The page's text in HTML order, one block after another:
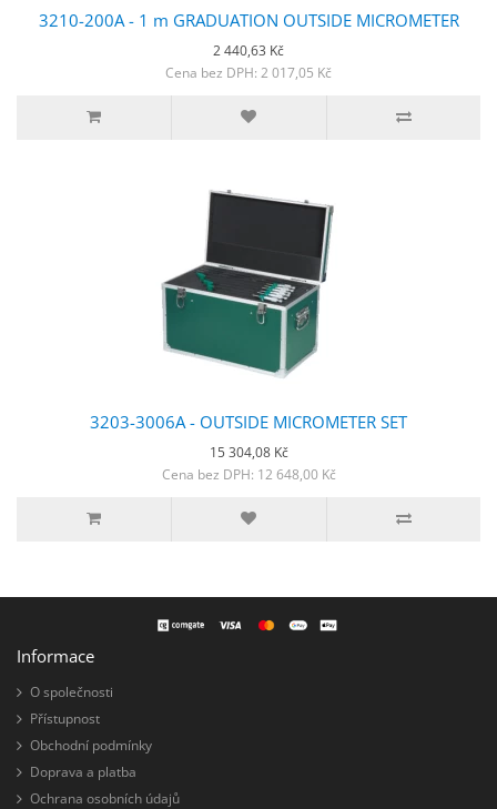
3210-200A - 1 m GRADUATION OUTSIDE MICROMETER
2 440,63 Kč
Cena bez DPH: 2 017,05 Kč
3203-3006A - OUTSIDE MICROMETER SET
15 304,08 Kč
Cena bez DPH: 12 648,00 Kč
Informace
O společnosti
Přístupnost
Obchodní podmínky
Doprava a platba
Ochrana osobních údajů